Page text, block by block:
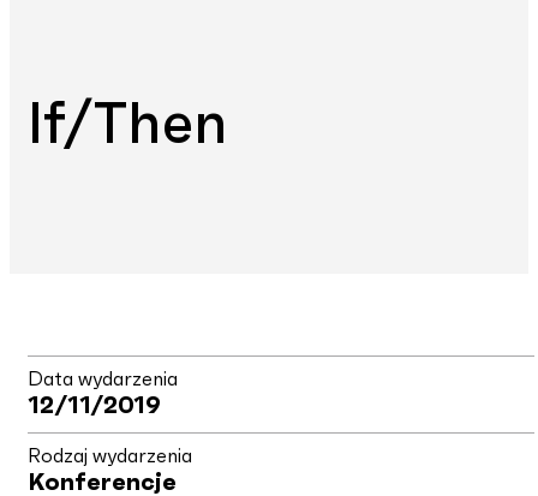
If/Then
Data wydarzenia
12/11/2019
Rodzaj wydarzenia
Konferencje